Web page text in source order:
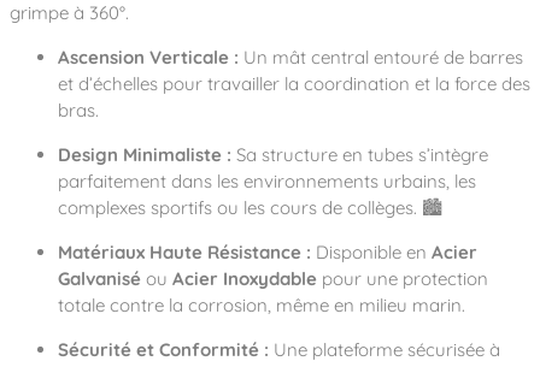
grimpe à 360°.
Ascension Verticale : Un mât central entouré de barres
et d’échelles pour travailler la coordination et la force des
bras.
Design Minimaliste : Sa structure en tubes s’intègre
parfaitement dans les environnements urbains, les
complexes sportifs ou les cours de collèges. 🏙️
Matériaux Haute Résistance : Disponible en Acier
Galvanisé ou Acier Inoxydable pour une protection
totale contre la corrosion, même en milieu marin.
Sécurité et Conformité : Une plateforme sécurisée à